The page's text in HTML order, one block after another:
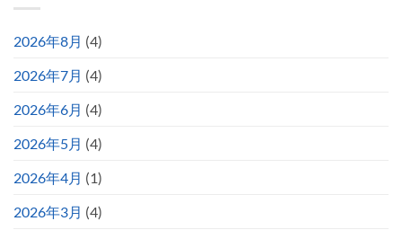
2026年8月 (4)
2026年7月 (4)
2026年6月 (4)
2026年5月 (4)
2026年4月 (1)
2026年3月 (4)